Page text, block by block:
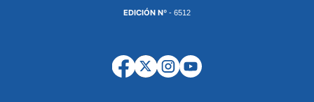
EDICIÓN Nº - 6512